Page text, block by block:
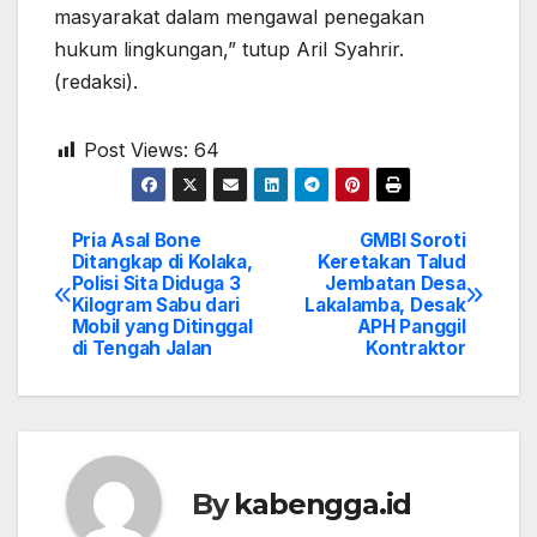
masyarakat dalam mengawal penegakan
hukum lingkungan,” tutup Aril Syahrir.
(redaksi).
Post Views: 64
Post
navigation
GMBI Soroti
Keretakan Talud
Jembatan Desa
Lakalamba, Desak
APH Panggil
Kontraktor
Pria Asal Bone
Ditangkap di Kolaka,
Polisi Sita Diduga 3
Kilogram Sabu dari
Mobil yang Ditinggal
di Tengah Jalan
Bykabengga.id